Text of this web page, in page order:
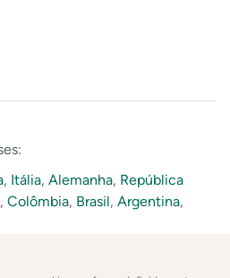
, Itália, Alemanha, República
, Colômbia, Brasil, Argentina,